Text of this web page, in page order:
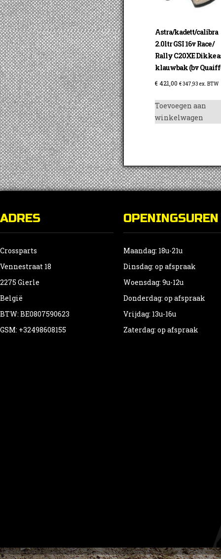
Astra/kadett/calibra
2.0ltr GSI 16v Race /
Rally C20XE Dikke
klauwbak (bv
€421,00 €347,93 ex. BTW
Toevoegen aan
winkelwagen
ADRES
Crossparts
Vennestraat 18
2275 Gierle
België
BTW: BE0807590623
GSM: +32498608155
OPENINGSUREN
Maandag: 18u-21u
Dinsdag: op afspraak
Woensdag: 9u-12u
Donderdag: op afspraak
Vrijdag: 13u-16u
Zaterdag: op afspraak